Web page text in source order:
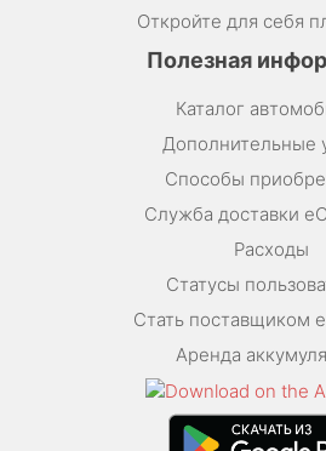
Откройте для себя
Полезная
Каталог
Дополнительные
Способы
Служба доставки
Расходы
Статусы
Стать поставщиком e
Аренда